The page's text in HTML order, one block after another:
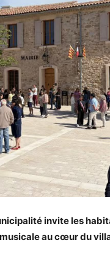
invite les
au cœur du